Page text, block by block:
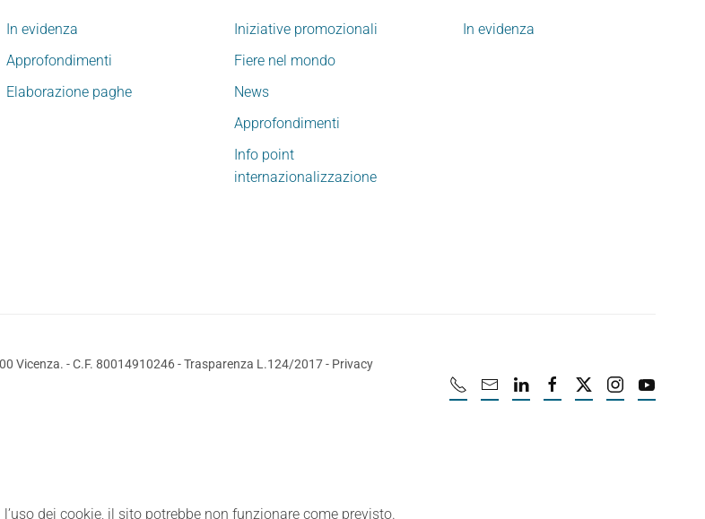
In evidenza
Approfondimenti
Elaborazione paghe
Iniziative promozionali
Fiere nel mondo
News
Approfondimenti
Info point
internazionalizzazione
In evidenza
Vicenza. - C.F. 80014910246 -Trasparenza L.124/2017- Privacy
dei cookie, il sito potrebbe non funzionare come previsto.